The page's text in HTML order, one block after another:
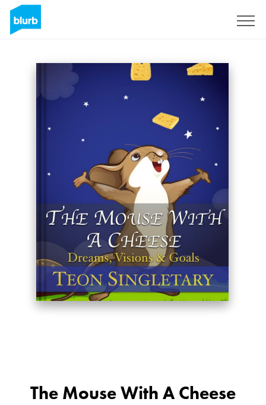
The Mouse With A Cheese